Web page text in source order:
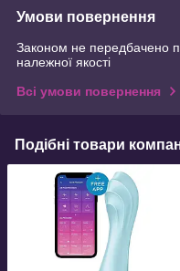
Умови повернення
Законом не передбачено
належної якості
Всі умови повернення
Подібні товари